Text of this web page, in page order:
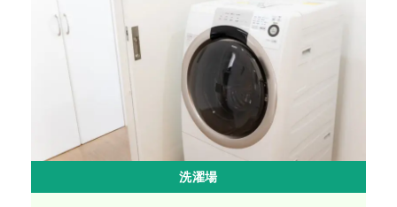
洗濯場